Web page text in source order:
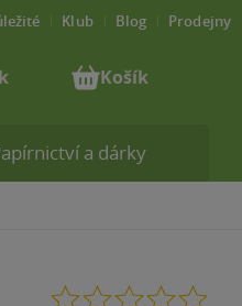
0.0
a dárky
Klub Blog Prodejny
Košík